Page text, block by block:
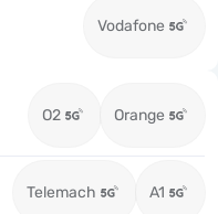
Vodafone
O2 Orange
Telemach A1